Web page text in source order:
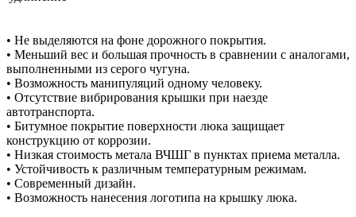
• Не выделяются на фоне дорожного покрытия.
• Меньший вес и большая прочность в сравнении с аналогами,
выполненными из серого чугуна.
• Возможность манипуляций одному человеку.
• Отсутствие вибрирования крышки при наезде
автотранспорта.
• Битумное покрытие поверхности люка защищает
конструкцию от коррозии.
• Низкая стоимость метала ВЧШГ в пунктах приема металла.
• Устойчивость к различным температурным режимам.
• Современный дизайн.
• Возможность нанесения логотипа на крышку люка.